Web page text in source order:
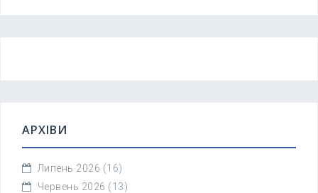
АРХІВИ
Липень 2026 (16)
Червень 2026 (13)